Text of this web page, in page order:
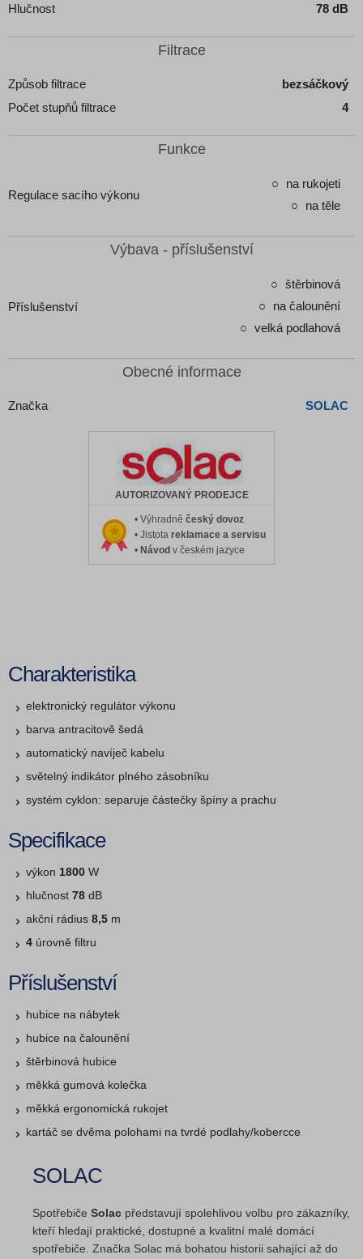
Hlučnost
78 dB
Filtrace
Způsob filtrace
bezsáčkový
Počet stupňů filtrace
4
Funkce
Regulace sacího výkonu
na rukojeti
na těle
Výbava - příslušenství
Příslušenství
štěrbinová
na čalounění
velká podlahová
Obecné informace
Značka SOLAC
AUTORIZOVANÝ PRODEJCE
• Výhradně český dovoz
• Jistota reklamace a servisu
• Návod v českém jazyce
Charakteristika
elektronický regulátor výkonu
barva antracitově šedá
automatický navíječ kabelu
světelný indikátor plného zásobníku
systém cyklon: separuje částečky špíny a prachu
Specifikace
výkon 1800 W
hlučnost 78 dB
akční rádius 8,5 m
4 úrovně filtru
Příslušenství
hubice na nábytek
hubice na čalounění
štěrbinová hubice
měkká gumová kolečka
měkká ergonomická rukojet
kartáč se dvěma polohami na tvrdé podlahy/kobercce
SOLAC
Spotřebiče Solac představují spolehlivou volbu pro zákazníky,
kteří hledají praktické, dostupné a kvalitní malé domácí
spotřebiče. Značka Solac má bohatou historii sahající až do